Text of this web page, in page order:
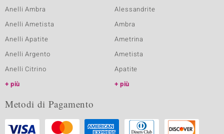
Anelli Ambra
Anelli Ametista
Anelli Apatite
Anelli Argento
Anelli Citrino
più
Alessandrite
Ambra
Ametrina
Ametista
Apatite
più
Metodi di Pagamento